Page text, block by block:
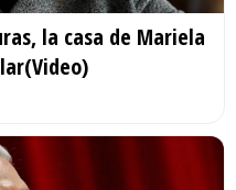
la casa de Mariela